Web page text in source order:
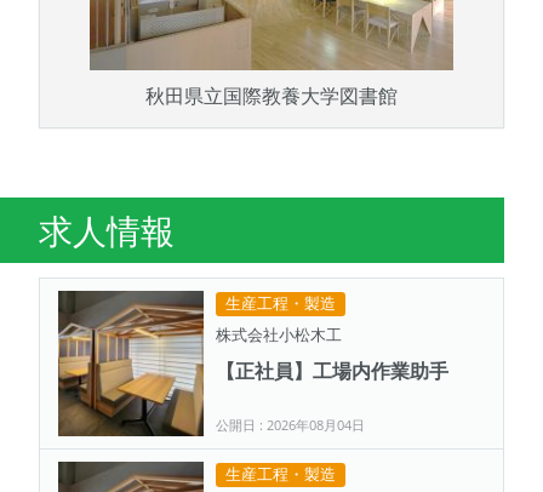
秋田県立国際教養大学図書館
求人情報
生産工程・製造
株式会社小松木工
【正社員】工場内作業助手
公開日 : 2026年08月04日
生産工程・製造